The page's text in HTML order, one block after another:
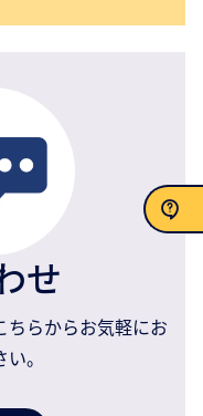
合わせ
せ
らからお気軽にお
。